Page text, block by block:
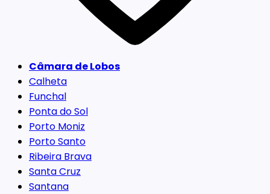
Câmara de Lobos
Calheta
Funchal
Ponta do Sol
Porto Moniz
Porto Santo
Ribeira Brava
Santa Cruz
Santana